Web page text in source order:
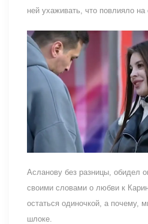
ней ухаживать, что повлияло на
Асланову без разницы, обидел
своими словами о любви к
остаться одиночкой, а почему,
шлоке.